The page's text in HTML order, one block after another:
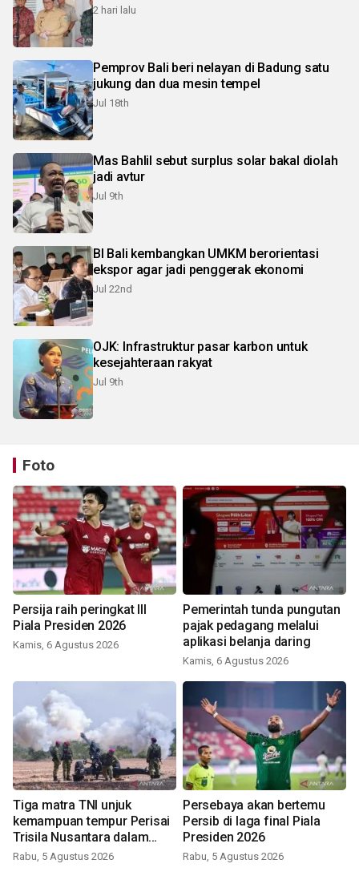
2 hari lalu
Pemprov Bali beri nelayan di Badung satu
jukung dan dua mesin tempel
Jul 18th
Mas Bahlil sebut surplus solar bakal diolah
jadi avtur
Jul 9th
BI Bali kembangkan UMKM berorientasi
ekspor agar jadi penggerak ekonomi
Jul 22nd
OJK: Infrastruktur pasar karbon untuk
kesejahteraan rakyat
Jul 9th
Foto
Persija raih peringkat III
Piala Presiden 2026
Kamis, 6 Agustus 2026
Pemerintah tunda pungutan
pajak pedagang melalui
aplikasi belanja daring
Kamis, 6 Agustus 2026
Tiga matra TNI unjuk
kemampuan tempur Perisai
Trisila Nusantara dalam
latihan di Kepri
Rabu, 5 Agustus 2026
Persebaya akan bertemu
Persib di laga final Piala
Presiden 2026
Rabu, 5 Agustus 2026